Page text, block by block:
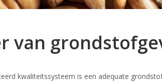
van
kwaliteitssysteem is een adequate